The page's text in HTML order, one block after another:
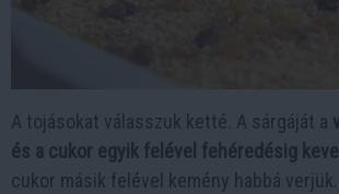
A tojásokat válasszuk ketté. A sárgáját a
és a cukor egyik felével fehéredésig
cukor másik felével kemény habbá